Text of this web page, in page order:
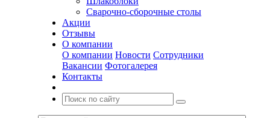
Сварочно-сборочные столы
Акции
Отзывы
О компании
О компании Новости Сотрудники
Вакансии Фотогалерея
Контакты